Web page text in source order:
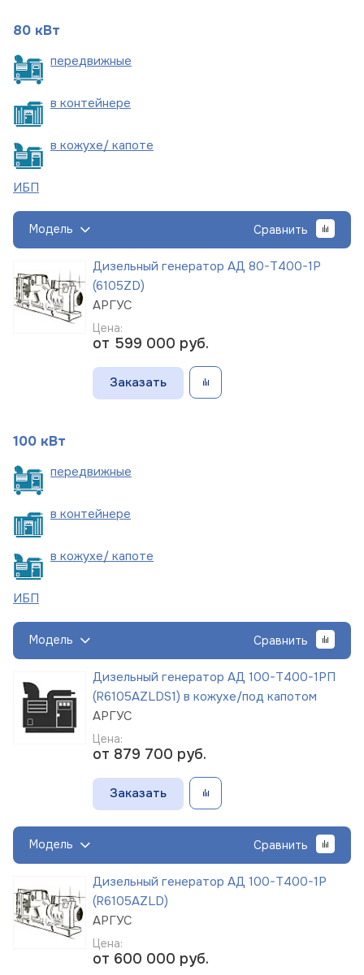
80 кВт
передвижные
в контейнере
в кожухе/ капоте
ИБП
Модель Сравнить
Дизельный генератор АД 80-Т400-1Р
(6105ZD)
АРГУС
Цена:
от 599 000 руб.
Заказать
100 кВт
передвижные
в контейнере
в кожухе/ капоте
ИБП
Модель Сравнить
Дизельный генератор АД 100-Т400-1РП
(R6105AZLDS1) в кожухе/под капотом
АРГУС
Цена:
от 879 700 руб.
Заказать
Модель Сравнить
Дизельный генератор АД 100-Т400-1Р
(R6105AZLD)
АРГУС
Цена:
от 600 000 руб.